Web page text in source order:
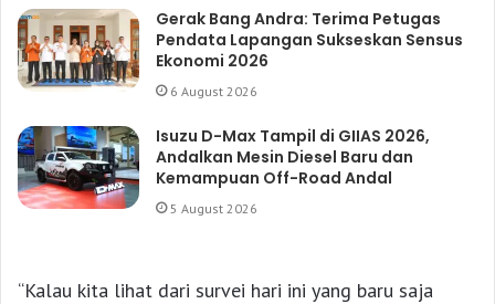
Gerak Bang Andra: Terima Petugas
Pendata Lapangan Sukseskan Sensus
Ekonomi 2026
6 August 2026
Isuzu D-Max Tampil di GIIAS 2026,
Andalkan Mesin Diesel Baru dan
Kemampuan Off-Road Andal
5 August 2026
“Kalau kita lihat dari survei hari ini yang baru saja